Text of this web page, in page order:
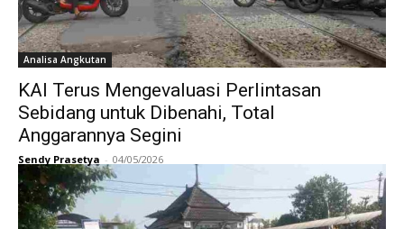
Analisa Angkutan
KAI Terus Mengevaluasi Perlintasan
Sebidang untuk Dibenahi, Total
Anggarannya Segini
Sendy Prasetya - 04/05/2026